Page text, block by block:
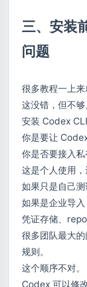
三、安装
问题
很多教程一上来
这没错，但不够
安装 Codex
你是要让
你是否要接入
这是个人使用
如果只是自己测
如果是企业导
凭证存储、
很多团队最大
规则。
这个顺序不对。
Codex 可以修